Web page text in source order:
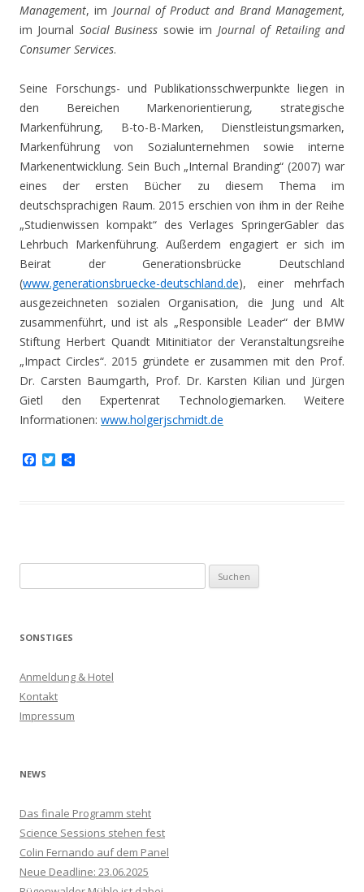
Management, im Journal of Product and Brand Management,
im Journal Social Business sowie im Journal of Retailing and
Consumer Services.
Seine Forschungs- und Publikationsschwerpunkte liegen in
den Bereichen Markenorientierung, strategische
Markenführung, B-to-B-Marken, Dienstleistungsmarken,
Markenführung von Sozialunternehmen sowie interne
Markenentwicklung. Sein Buch „Internal Branding“ (2007) war
eines der ersten Bücher zu diesem Thema im
deutschsprachigen Raum. 2015 erschien von ihm in der Reihe
„Studienwissen kompakt“ des Verlages SpringerGabler das
Lehrbuch Markenführung. Außerdem engagiert er sich im
Beirat der Generationsbrücke Deutschland
(www.generationsbruecke-deutschland.de), einer mehrfach
ausgezeichneten sozialen Organisation, die Jung und Alt
zusammenführt, und ist als „Responsible Leader“ der BMW
Stiftung Herbert Quandt Mitinitiator der Veranstaltungsreihe
„Impact Circles“. 2015 gründete er zusammen mit den Prof.
Dr. Carsten Baumgarth, Prof. Dr. Karsten Kilian und Jürgen
Gietl den Expertenrat Technologiemarken. Weitere
Informationen: www.holgerjschmidt.de
a
T
w
u
h
n
n
a
:
SONSTIGES
Anmeldung & Hotel
Kontakt
Impressum
NEWS
Das finale Programm steht
Science Sessions stehen fest
Colin Fernando auf dem Panel
Neue Deadline: 23.06.2025